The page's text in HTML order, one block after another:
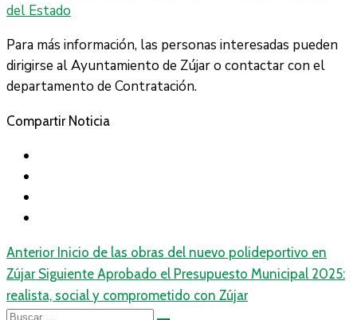
del Estado
Para más información, las personas interesadas pueden
dirigirse al Ayuntamiento de Zújar o contactar con el
departamento de Contratación.
Compartir Noticia
Anterior Inicio de las obras del nuevo polideportivo en
Zújar Siguiente Aprobado el Presupuesto Municipal 2025:
realista, social y comprometido con Zújar